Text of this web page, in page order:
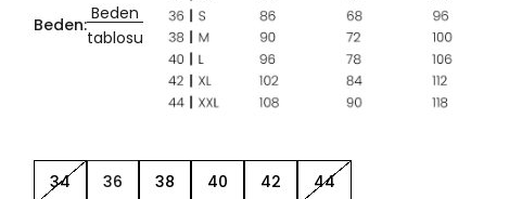
Beden:
Beden
tablosu
34 36 38 40 42 44